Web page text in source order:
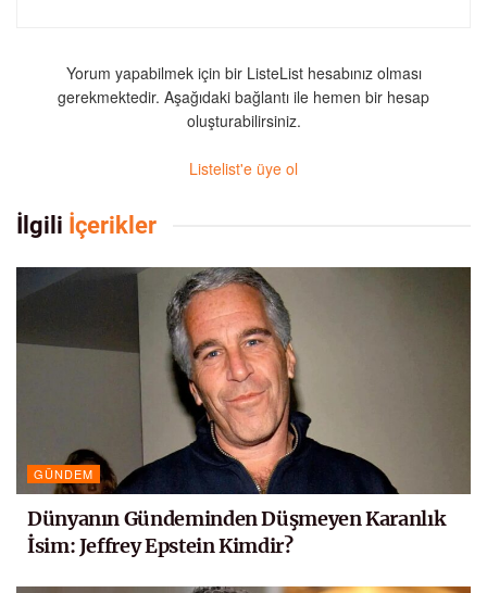
Yorum yapabilmek için bir ListeList hesabınız olması
gerekmektedir. Aşağıdaki bağlantı ile hemen bir hesap
oluşturabilirsiniz.
Listelist'e üye ol
İlgili İçerikler
GÜNDEM
Dünyanın Gündeminden Düşmeyen Karanlık
İsim: Jeffrey Epstein Kimdir?